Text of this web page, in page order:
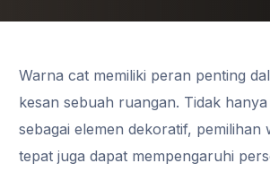
Warna cat memiliki peran penting
kesan sebuah ruangan. Tidak
sebagai elemen dekoratif, pemilihan
tepat juga dapat mempengaruhi